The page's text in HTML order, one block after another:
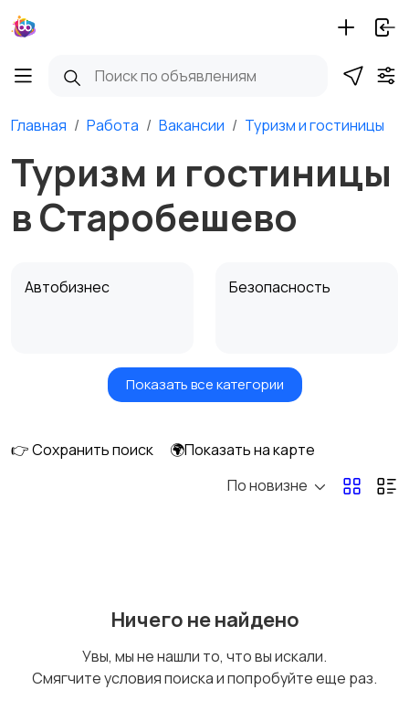
Главная Работа Вакансии Туризм и гостиницы
Туризм и гостиницы
в Старобешево
Автобизнес Безопасность
Бытовые услуги и
Высший менеджмент
Добыча сырья,
Показать все категории
👉 Сохранить поиск
🌍Показать на карте
По новизне
Ничего не найдено
Увы, мы не нашли то, что вы искали.
Смягчите условия поиска и попробуйте еще раз.